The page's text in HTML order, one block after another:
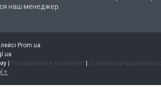
наш менеджер.
Prom.ua
STAR-MARKET - аксесуари, товари для дому, саду, відпочинку та туризму | Поскаржитися на контент | Політика
▼